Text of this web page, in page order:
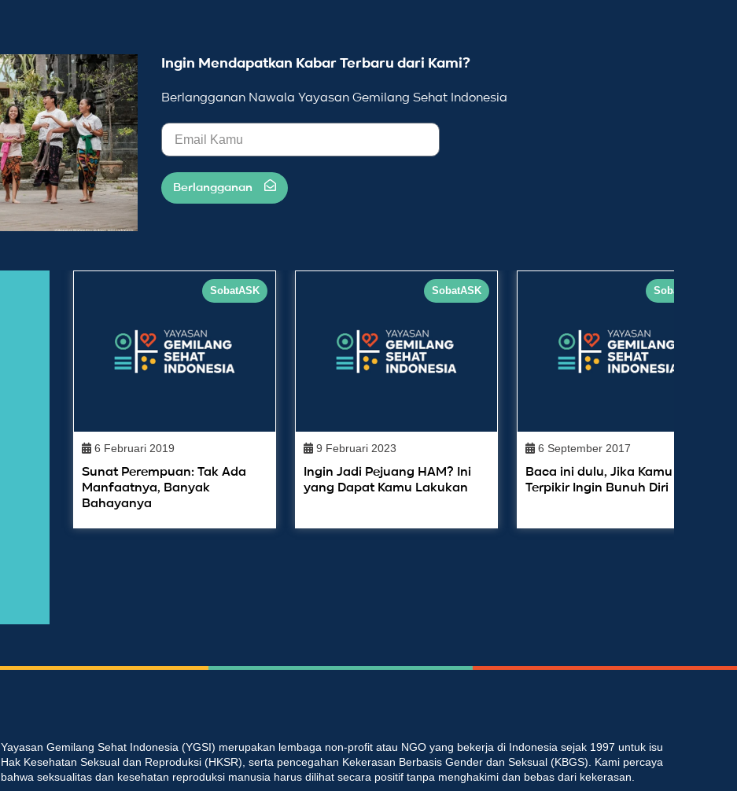
Ingin Mendapatkan Kabar Terbaru dari Kami?
Berlangganan Nawala Yayasan Gemilang Sehat Indonesia
Berlangganan
SobatASK
6 Februari 2019
Sunat Perempuan: Tak Ada
Manfaatnya, Banyak
Bahayanya
SobatASK
9 Februari 2023
Ingin Jadi Pejuang HAM? Ini
yang Dapat Kamu Lakukan
SobatASK
6 September 2017
Baca ini dulu, Jika Kamu
Terpikir Ingin Bunuh Diri
Yayasan Gemilang Sehat Indonesia (YGSI) merupakan lembaga non-profit atau NGO yang bekerja di Indonesia sejak 1997 untuk isu
Hak Kesehatan Seksual dan Reproduksi (HKSR), serta pencegahan Kekerasan Berbasis Gender dan Seksual (KBGS). Kami percaya
bahwa seksualitas dan kesehatan reproduksi manusia harus dilihat secara positif tanpa menghakimi dan bebas dari kekerasan.